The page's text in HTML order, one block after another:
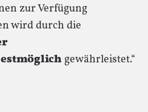
zur Verfügung
wird durch die
gewährleistet.“